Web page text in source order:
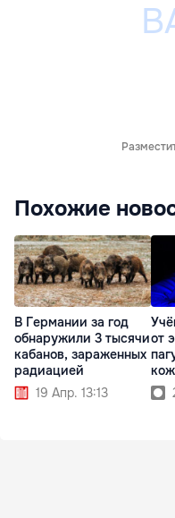
Похожие
В Германии за год
обнаружили 3 тысячи
кабанов, зараженных
радиацией
19 Апр. 13:13
от